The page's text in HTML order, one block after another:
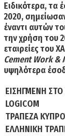
Ειδικότερα, τα
2020,
έναντι αυτών
την χρήση του
εταιρείες του
Cement Work &
υψηλότερα
ΕΙΣΗΓΜΕΝΗ
LOGICOM
ΤΡΑΠΕΖΑ
ΕΛΛΗΝΙΚΗ